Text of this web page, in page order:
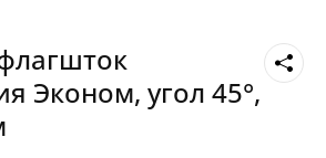
Эконом, угол 45°,